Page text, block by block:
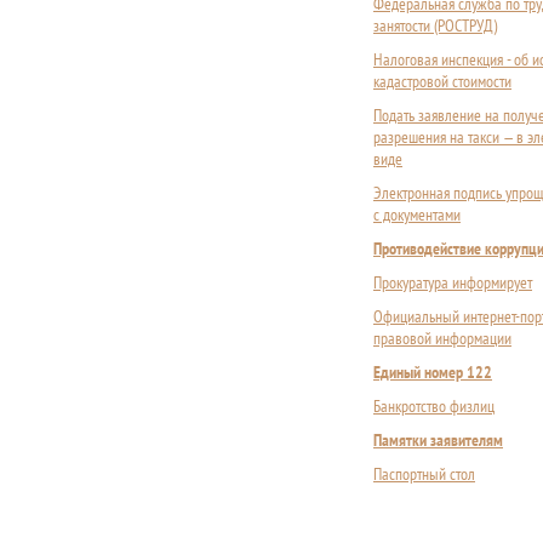
занятости (РОСТРУД)
Налоговая инспекция - об
кадастровой стоимости
Подать заявление на
разрешения на такси — в
виде
Электронная подпись
с документами
Противодействие
Прокуратура информирует
Официальный интернет-
правовой информации
Единый номер 122
Банкротство физлиц
Памятки заявителям
Паспортный стол